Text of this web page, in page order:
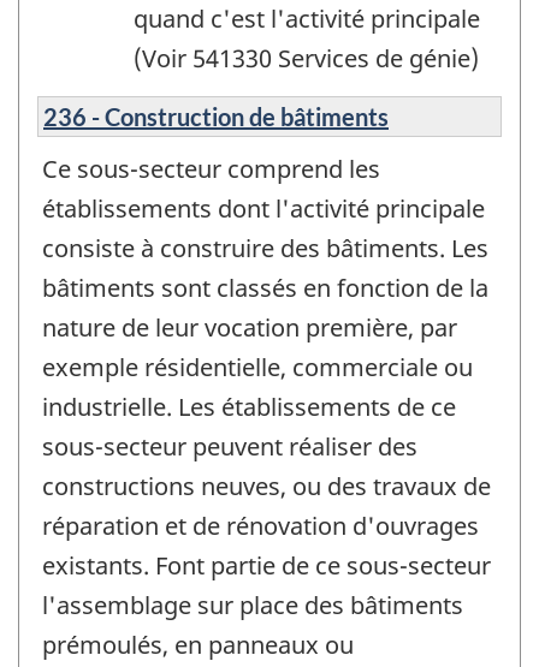
quand c'est l'activité principale
(Voir 541330 Services de génie)
236 - Construction de bâtiments
Ce sous-secteur comprend les
établissements dont l'activité principale
consiste à construire des bâtiments. Les
bâtiments sont classés en fonction de la
nature de leur vocation première, par
exemple résidentielle, commerciale ou
industrielle. Les établissements de ce
sous-secteur peuvent réaliser des
constructions neuves, ou des travaux de
réparation et de rénovation d'ouvrages
existants. Font partie de ce sous-secteur
l'assemblage sur place des bâtiments
prémoulés, en panneaux ou